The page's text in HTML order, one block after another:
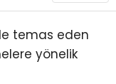
temas eden
yönelik